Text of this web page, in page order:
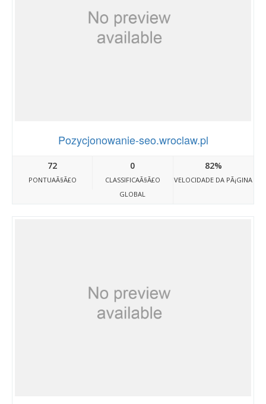
Pozycjonowanie-seo.wroclaw.pl
72
PONTUAÃ§Ã£O
0
CLASSIFICAÃ§Ã£O
GLOBAL
82%
VELOCIDADE DA PÃ¡GINA